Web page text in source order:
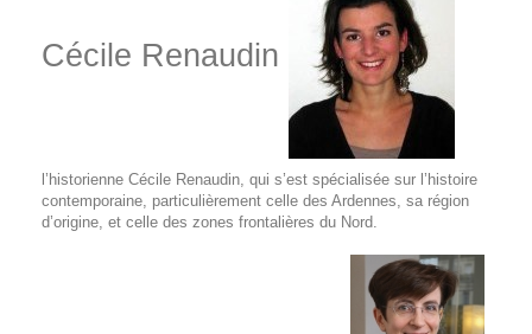
Cécile Renaudin
l’historienne Cécile Renaudin, qui s’est spécialisée sur l’histoire
contemporaine, particulièrement celle des Ardennes, sa région
d’origine, et celle des zones frontalières du Nord.